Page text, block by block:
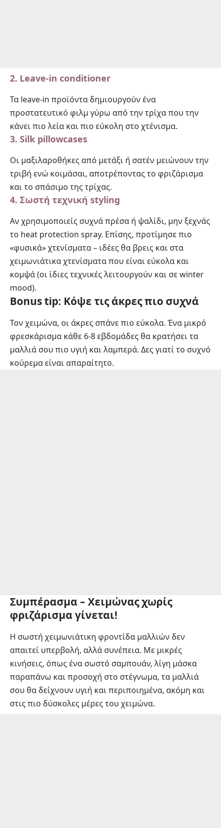
2. Leave-in conditioner
Τα leave-in προϊόντα δημιουργούν ένα
προστατευτικό φιλμ γύρω από την τρίχα που την
κάνει πιο λεία και πιο εύκολη στο χτένισμα.
3. Silk pillowcases
Οι μαξιλαροθήκες από μετάξι ή σατέν μειώνουν την
τριβή ενώ κοιμάσαι, αποτρέποντας το φριζάρισμα
και το σπάσιμο της τρίχας.
4. Σωστή τεχνική styling
Αν χρησιμοποιείς συχνά πρέσα ή ψαλίδι, μην ξεχνάς
το heat protection spray. Επίσης, προτίμησε πιο
«φυσικά» χτενίσματα – ιδέες θα βρεις και στα
χειμωνιάτικα χτενίσματα που είναι εύκολα και
κομψά(οι ίδιες τεχνικές λειτουργούν και σε winter
mood).
Bonus tip: Κόψε τις άκρες πιο συχνά
Τον χειμώνα, οι άκρες σπάνε πιο εύκολα. Ένα μικρό
φρεσκάρισμα κάθε 6-8 εβδομάδες θα κρατήσει τα
μαλλιά σου πιο υγιή και λαμπερά. Δες γιατίτο συχνό
κούρεμα είναι απαραίτητο.
Συμπέρασμα – Χειμώνας χωρίς
φριζάρισμα γίνεται!
Η σωστή χειμωνιάτικη φροντίδα μαλλιών δεν
απαιτεί υπερβολή, αλλά συνέπεια. Με μικρές
κινήσεις, όπως ένα σωστό σαμπουάν, λίγη μάσκα
παραπάνω και προσοχή στο στέγνωμα, τα μαλλιά
σου θα δείχνουν υγιή και περιποιημένα, ακόμη και
στις πιο δύσκολες μέρες του χειμώνα.